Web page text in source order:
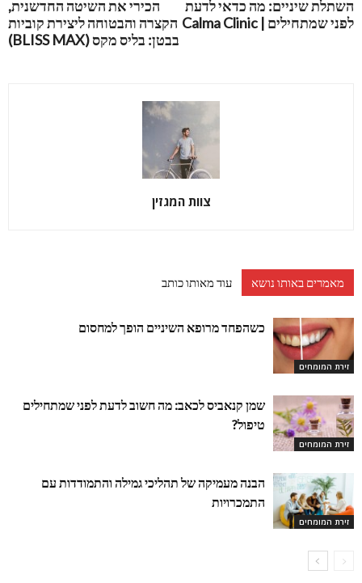
השתלת שיניים: מה כדאי לדעת
לפני שמתחילים | Calma Clinic
הכירי את השיטה החדשנית,
הקצרה והבטוחה ליצירת קוביות
בבטן: בליס מקס (BLISS MAX)
צוות המגזין
מאמרים באותו נושא עוד מאותו כותב
זירת המומחים
כשהפחד מרופא השיניים הופך למחסום
זירת המומחים
שמן קנאביס לכאב: מה חשוב לדעת לפני שמתחילים
טיפול?
זירת המומחים
הבנה מעמיקה של תהליכי גמילה והתמודדות עם
התמכרויות